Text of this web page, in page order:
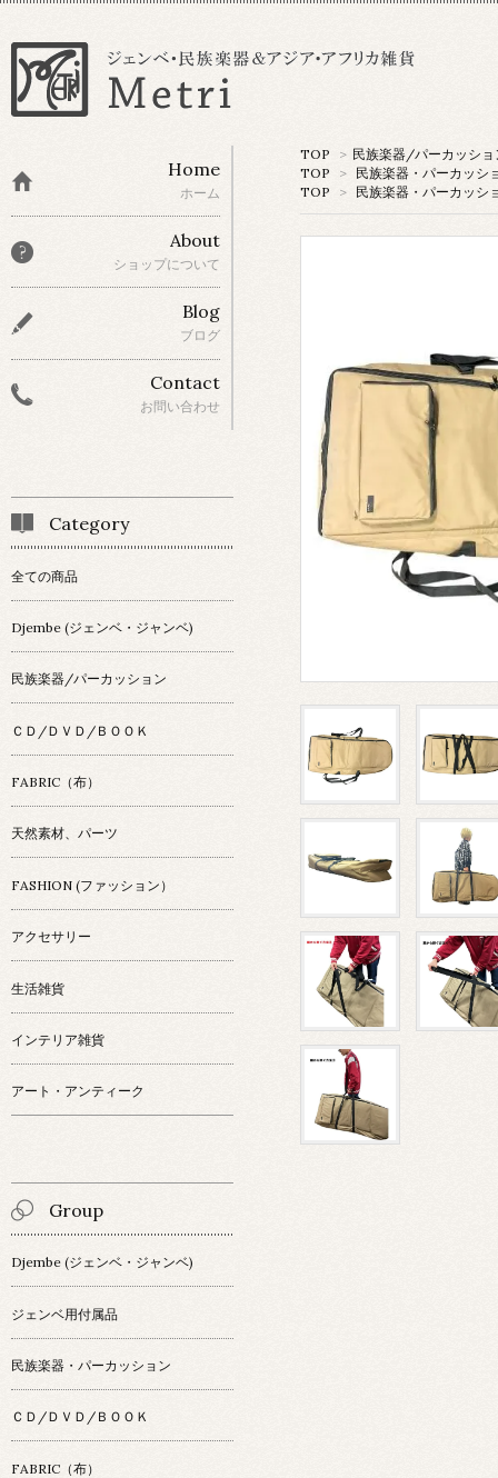
TOP > 民族楽器/パーカッショ
TOP
> 民族楽器・パーカッシ
TOP
> 民族楽器・パーカッシ
Home
ホーム
About
ショップについて
Blog
ブログ
Contact
お問い合わせ
Category
全ての商品
Djembe (ジェンベ・ジャンベ)
民族楽器/パーカッション
ＣＤ/ＤＶＤ/ＢＯＯＫ
FABRIC（布）
天然素材、パーツ
FASHION (ファッション）
アクセサリー
生活雑貨
インテリア雑貨
アート・アンティーク
Group
Djembe (ジェンベ・ジャンベ)
ジェンベ用付属品
民族楽器・パーカッション
ＣＤ/ＤＶＤ/ＢＯＯＫ
FABRIC（布）